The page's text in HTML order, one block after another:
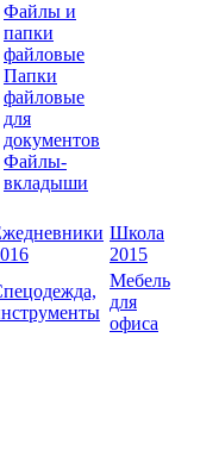
Файлы и
папки
файловые
Папки
файловые
для
документов
Файлы-
вкладыши
Школа
2015
Мебель
для
офиса